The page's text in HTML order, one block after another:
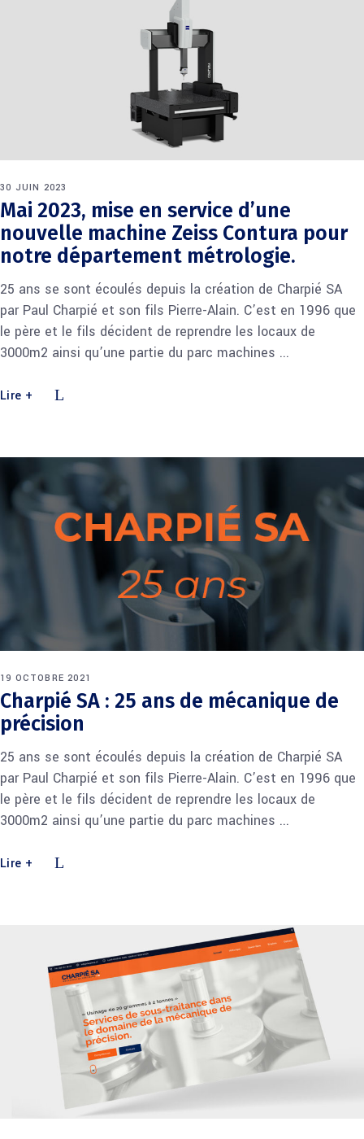
30 JUIN 2023
Mai 2023, mise en service d’une
nouvelle machine Zeiss Contura pour
notre département métrologie.
25 ans se sont écoulés depuis la création de Charpié SA
par Paul Charpié et son fils Pierre-Alain. C’est en 1996 que
le père et le fils décident de reprendre les locaux de
3000m2 ainsi qu’une partie du parc machines
Lire +
19 OCTOBRE 2021
Charpié SA : 25 ans de mécanique de
précision
25 ans se sont écoulés depuis la création de Charpié SA
par Paul Charpié et son fils Pierre-Alain. C’est en 1996 que
le père et le fils décident de reprendre les locaux de
3000m2 ainsi qu’une partie du parc machines
Lire +